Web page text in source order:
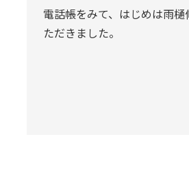
電話帳をみて、はじめは雨
ただきました。